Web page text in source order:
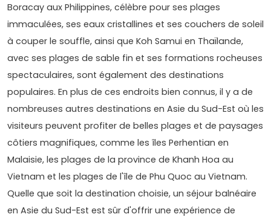
Boracay aux Philippines, célèbre pour ses plages
immaculées, ses eaux cristallines et ses couchers de soleil
à couper le souffle, ainsi que Koh Samui en Thaïlande,
avec ses plages de sable fin et ses formations rocheuses
spectaculaires, sont également des destinations
populaires. En plus de ces endroits bien connus, il y a de
nombreuses autres destinations en Asie du Sud-Est où les
visiteurs peuvent profiter de belles plages et de paysages
côtiers magnifiques, comme les îles Perhentian en
Malaisie, les plages de la province de Khanh Hoa au
Vietnam et les plages de l'île de Phu Quoc au Vietnam.
Quelle que soit la destination choisie, un séjour balnéaire
en Asie du Sud-Est est sûr d'offrir une expérience de